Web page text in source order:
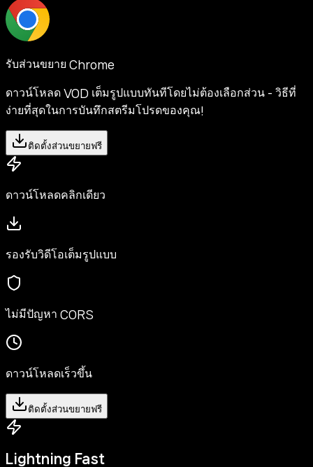
รับส่วนขยาย Chrome
ดาวน์โหลด VOD เต็มรูปแบบทันทีโดยไม่ต้องเลือกส่วน - วิธีที่
ง่ายที่สุดในการบันทึกสตรีมโปรดของคุณ!
ติดตั้งส่วนขยายฟรี
ดาวน์โหลดคลิกเดียว
รองรับวิดีโอเต็มรูปแบบ
ไม่มีปัญหา CORS
ดาวน์โหลดเร็วขึ้น
ติดตั้งส่วนขยายฟรี
Lightning Fast